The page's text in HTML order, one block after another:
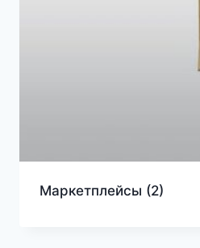
Маркетплейсы (2)